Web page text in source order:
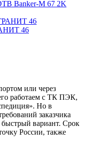
Banker-M 67 2K
46
или через
работаем с ТК ПЭК,
Но в
заказчика
вариант. Срок
России, также